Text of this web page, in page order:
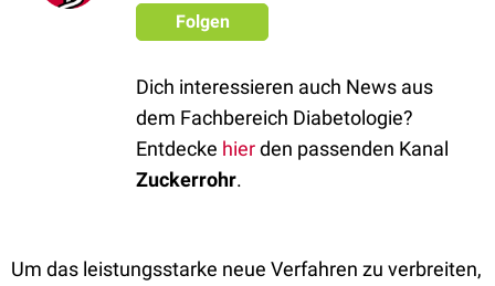
Folgen
Dich interessieren auch News aus
dem Fachbereich Diabetologie?
Entdecke hierden passenden Kanal
Zuckerrohr.
Um das leistungsstarke neue Verfahren zu verbreiten,